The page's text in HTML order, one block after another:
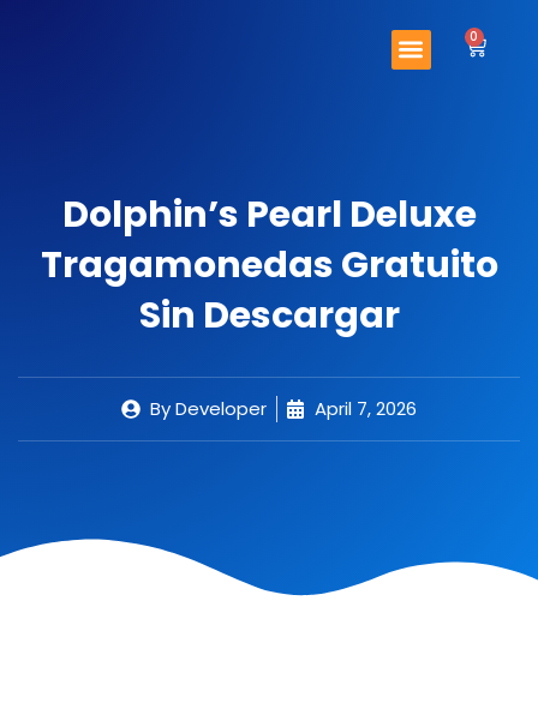
Menu
0 Cart
Dolphin’s Pearl Deluxe
Tragamonedas Gratuito
Sin Descargar
ByDeveloper April 7, 2026